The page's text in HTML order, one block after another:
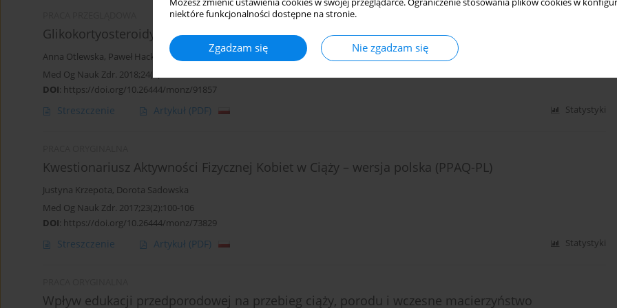
niektóre funkcjonalności dostępne na stronie.
Zgadzam się Nie zgadzam się
Glikokortyosteroidy a układ rozrodczy
Anna Otlewska, Paweł Hackemer Grzegorz Szpotowicz
Med Og Nauk Zdr. 2018;24(2):92-95
DOI: https://doi.org/10.26444/monz/91857
Streszczenie Artykuł (PDF) Statystyki
Kwestionariusz Aktywności Fizycznej Kobiet w Ciąży – wersja polska (PPAQ-PL)
Justyna Krzepota, Dorota Sadowska
Med Og Nauk Zdr. 2017;23(2):100-106
DOI: https://doi.org/10.26444/monz/73829
Streszczenie Artykuł (PDF) Statystyki
Wpływ edukacji przedporodowej na przebieg ciąży, porodu i wczesne macierzyństwo